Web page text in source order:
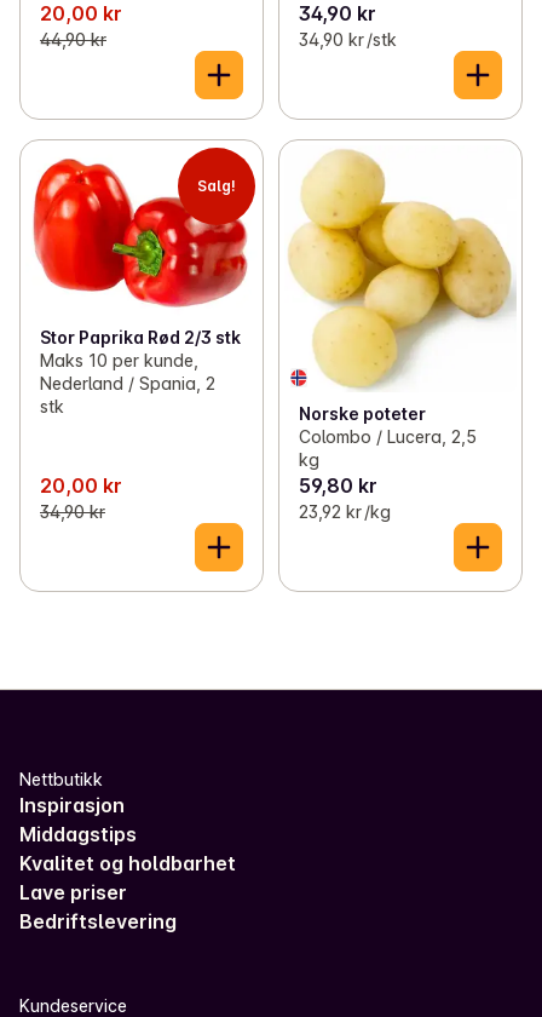
20,00 kr
44,90 kr
34,90 kr
34,90 kr /stk
Salg!
Stor Paprika Rød 2/3 stk
Maks 10 per kunde,
Nederland / Spania, 2
stk
20,00 kr
34,90 kr
Norske poteter
Colombo / Lucera, 2,5
kg
59,80 kr
23,92 kr /kg
Nettbutikk
Inspirasjon
Middagstips
Kvalitet og holdbarhet
Lave priser
Bedriftslevering
Kundeservice